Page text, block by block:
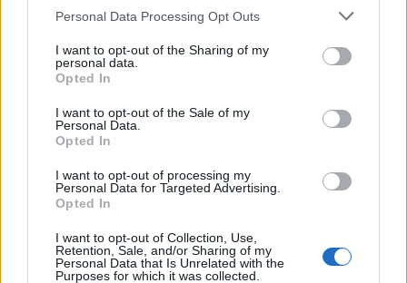
Personal Data Processing Opt Outs
I want to opt-out of the Sharing of my
personal data.
Opted In
I want to opt-out of the Sale of my
Personal Data.
Opted In
I want to opt-out of processing my
Personal Data for Targeted Advertising.
Opted In
I want to opt-out of Collection, Use,
Retention, Sale, and/or Sharing of my
Personal Data that Is Unrelated with the
Purposes for which it was collected.
Un biennio d’oro: i numeri e i trionfi
impressi nella storia
Il bilancio dell’avventura di Oliver Glasner oltremanica –
Roy Hodgson – rasenta la perfezione.
In poco più di due
anni, l’ex tecnico dell’Eintracht ha collezionato 121
panchine, totalizzando 53 vittorie, 33 pareggi e 35
sconfitte. Numeri straordinari, ma a parlare per lui è
soprattutto la bacheca: sotto la sua sapiente regia, il
Palace ha alzato al cielo la FA Cup 2025 sconfiggendo in
finale il leggendario Manchester City di Pep Guardiola, ha
conquistato il Community Shield ad agosto contro il
Liverpool e ha completato l’opera sollevando la